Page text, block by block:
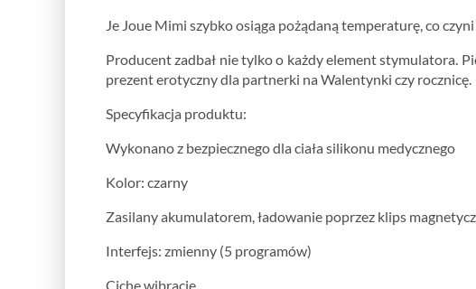
Je Joue Mimi szybko osiąga pożądaną temperaturę, co
Producent zadbał nie tylko o każdy element stymulatora.
prezent erotyczny dla partnerki na Walentynki czy rocznicę.
Specyfikacja produktu:
Wykonano z bezpiecznego dla ciała silikonu medycznego
Kolor: czarny
Zasilany akumulatorem, ładowanie poprzez klips
Interfejs: zmienny (5 programów)
Ciche wibracje